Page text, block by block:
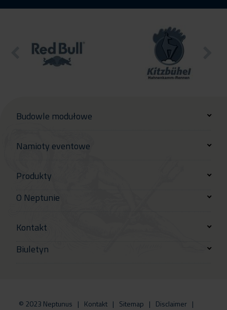
Budowle modułowe
Namioty eventowe
Produkty
O Neptunie
Kontakt
Biuletyn
© 2023 Neptunus Kontakt Sitemap
Disclaimer